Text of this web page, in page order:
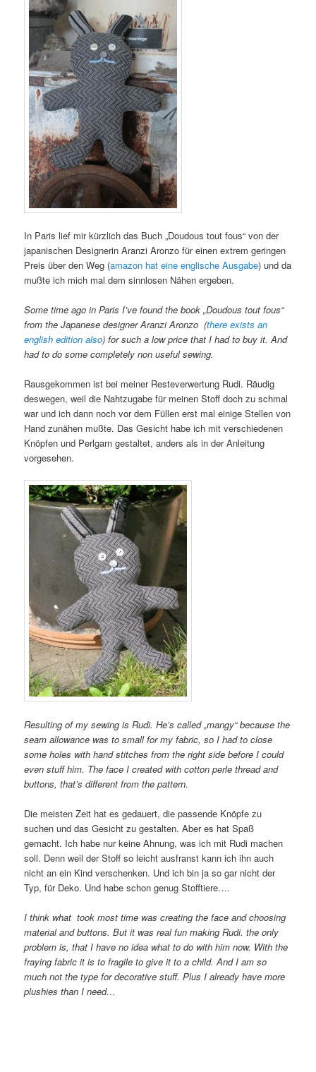
In Paris lief mir kürzlich das Buch „Doudous tout fous“ von der
japanischen Designerin Aranzi Aronzo für einen extrem geringen
Preis über den Weg (amazon hat eine englische Ausgabe) und da
mußte ich mich mal dem sinnlosen Nähen ergeben.
Some time ago in Paris I’ve found the book „Doudous tout fous“
from the Japanese designer Aranzi Aronzo (there exists an
english edition also) for such a low price that I had to buy it. And
had to do some completely non useful sewing.
Rausgekommen ist bei meiner Resteverwertung Rudi. Räudig
deswegen, weil die Nahtzugabe für meinen Stoff doch zu schmal
war und ich dann noch vor dem Füllen erst mal einige Stellen von
Hand zunähen mußte. Das Gesicht habe ich mit verschiedenen
Knöpfen und Perlgarn gestaltet, anders als in der Anleitung
vorgesehen.
Resulting of my sewing is Rudi. He’s called „mangy“ because the
seam allowance was to small for my fabric, so I had to close
some holes with hand stitches from the right side before I could
even stuff him. The face I created with cotton perle thread and
buttons, that’s different from the pattern.
Die meisten Zeit hat es gedauert, die passende Knöpfe zu
suchen und das Gesicht zu gestalten. Aber es hat Spaß
gemacht. Ich habe nur keine Ahnung, was ich mit Rudi machen
soll. Denn weil der Stoff so leicht ausfranst kann ich ihn auch
nicht an ein Kind verschenken. Und ich bin ja so gar nicht der
Typ, für Deko. Und habe schon genug Stofftiere….
I think what took most time was creating the face and choosing
material and buttons. But it was real fun making Rudi. the only
problem is, that I have no idea what to do with him now. With the
fraying fabric it is to fragile to give it to a child. And I am so
much not the type for decorative stuff. Plus I already have more
plushies than I need…